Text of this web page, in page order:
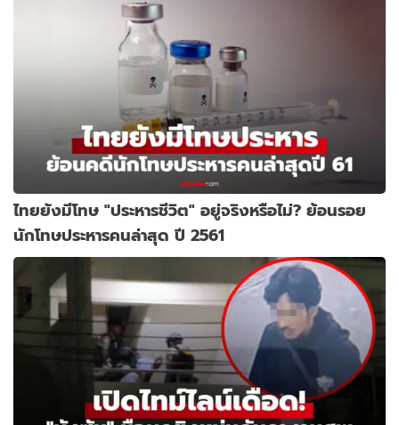
ไทยยังมีโทษ "ประหารชีวิต" อยู่จริงหรือไม่? ย้อนรอย
นักโทษประหารคนล่าสุด ปี 2561